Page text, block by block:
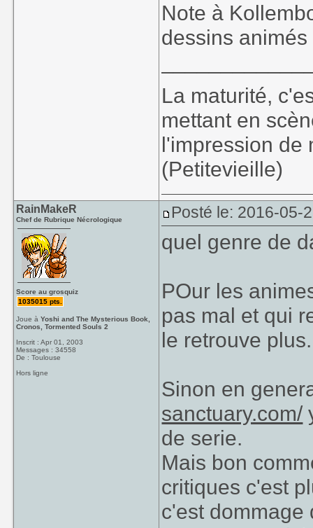
Note à
dessins
La maturité,
mettant en
l'impression de
(Petitevieille)
RainMakeR
Chef de Rubrique Nécrologique
Score au grosquiz
1035015 pts.
Joue àYoshi and The Mysterious Book,
Cronos, Tormented Souls 2
Inscrit : Apr 01, 2003
Messages : 34558
De : Toulouse
Hors ligne
Posté le: 2016-05-
quel genre de
POur les
pas mal et qui
le retrouve plus.
Sinon en
sanctuary.com/
de serie.
Mais bon
critiques c'est
c'est dommage